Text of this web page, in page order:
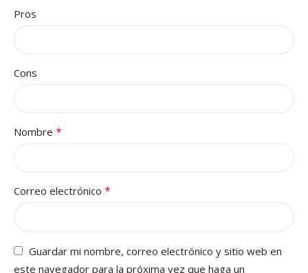
Pros
Cons
Nombre *
Correo electrónico *
Guardar mi nombre, correo electrónico y sitio web en
este navegador para la próxima vez que haga un